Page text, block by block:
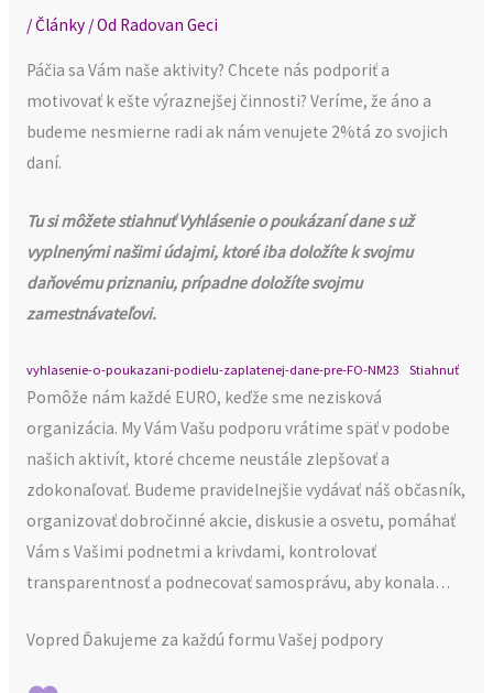
/Články/ Od Radovan Geci
Páčia sa Vám naše aktivity? Chcete nás podporiť a
motivovať k ešte výraznejšej činnosti? Veríme, že áno a
budeme nesmierne radi ak nám venujete 2%tá zo svojich
daní.
Tu si môžete stiahnuť Vyhlásenie o poukázaní dane s už
vyplnenými našimi údajmi, ktoré iba doložíte k svojmu
daňovému priznaniu, prípadne doložíte svojmu
zamestnávateľovi.
vyhlasenie-o-poukazani-podielu-zaplatenej-dane-pre-FO-NM23 Stiahnuť
Pomôže nám každé EURO, keďže sme nezisková
organizácia. My Vám Vašu podporu vrátime späť v podobe
našich aktivít, ktoré chceme neustále zlepšovať a
zdokonaľovať. Budeme pravidelnejšie vydávať náš občasník,
organizovať dobročinné akcie, diskusie a osvetu, pomáhať
Vám s Vašimi podnetmi a krivdami, kontrolovať
transparentnosť a podnecovať samosprávu, aby konala…
Vopred Ďakujeme za každú formu Vašej podpory